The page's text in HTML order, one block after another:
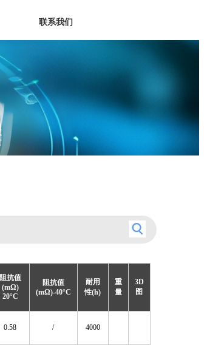
联系我们
阻抗值
(mΩ)
20°C
阻抗值
(mΩ)-40°C
耐用
性(h)
重
量
3D
图
0.58 / 4000